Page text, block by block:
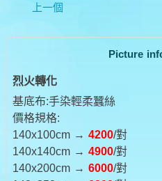
上一個
Picture
烈火轉化
基底布:手染輕柔蠶絲
價格規格:
140x100cm → 4200/對
140x140cm → 4900/對
140x200cm → 6000/對